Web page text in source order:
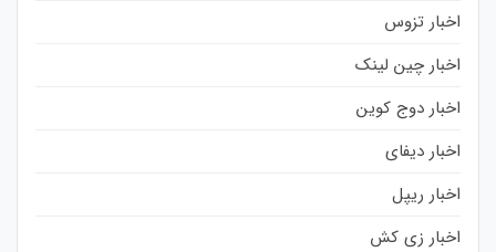
اخبار تزوس
اخبار چین لینک
اخبار دوج کوین
اخبار دیفای
اخبار ریپل
اخبار زی کش